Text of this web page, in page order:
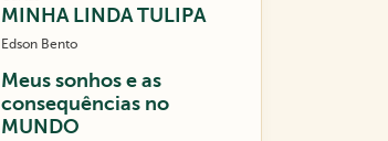
MINHA LINDA TULIPA
Edson Bento
Meus sonhos e as
consequências no
MUNDO